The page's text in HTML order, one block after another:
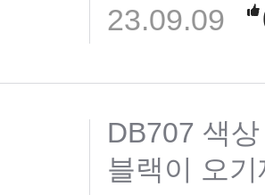
23.09.09
DB707 색
블랙이 오